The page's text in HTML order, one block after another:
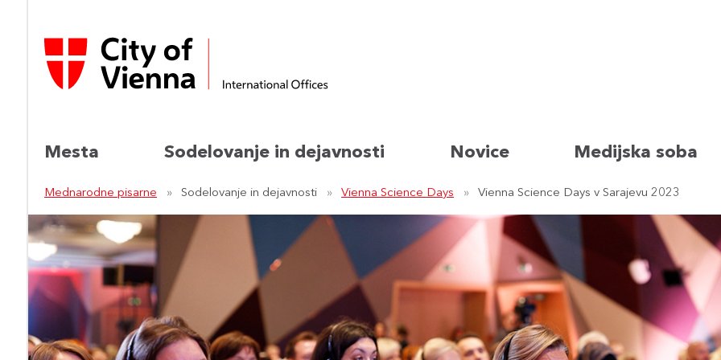
Mesta Sodelovanje in dejavnosti Novice Medijska soba
Mednarodne pisarne Sodelovanje in dejavnosti Vienna Science Days Vienna Science Days v Sarajevu 2023